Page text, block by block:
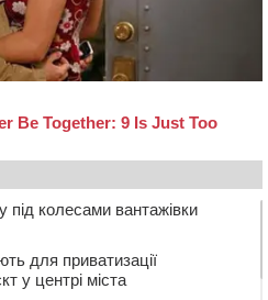
під колесами вантажівки
для приватизації
у центрі міста